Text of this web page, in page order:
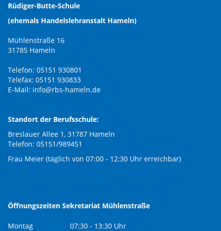
Rüdiger-Butte-Schule
(ehemals Handelslehranstalt Hameln)
Mühlenstraße 16
31785 Hameln
Telefon: 05151 930801
Telefax: 05151 930833
E-Mail: info@rbs-hameln.de
Standort der Berufsschule:
Breslauer Allee 1, 31787 Hameln
Telefon: 05151/989451
Frau Meier (täglich von 07:00 - 12:30 Uhr erreichbar)
Öffnungszeiten Sekretariat Mühlenstraße
Montag
07:30 - 13:30 Uhr